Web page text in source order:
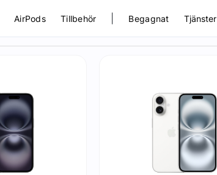
AirPods Tillbehör Begagnat Tjänster